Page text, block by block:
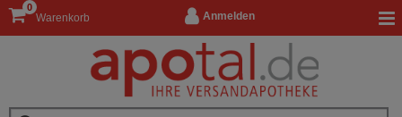
Anmelden
Warenkorb
0